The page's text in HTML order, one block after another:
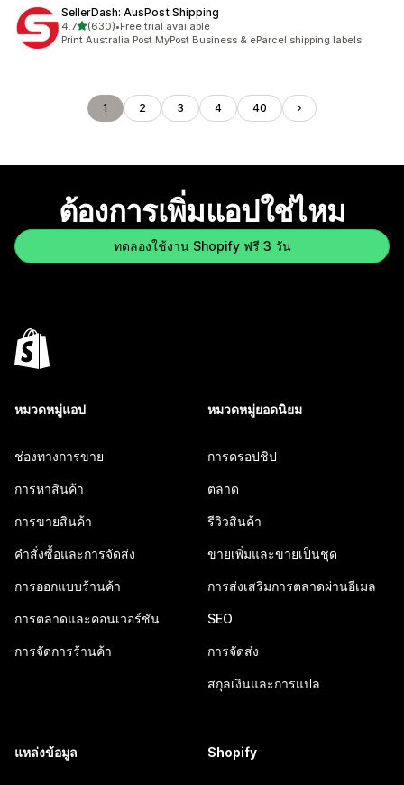
SellerDash: AusPost Shipping
4.7เต็ม 5 ดาว
(630)
ทั้งหมด 630 รีวิว
•Free trial available
Print Australia Post MyPost Business & eParcel shipping labels
1 2 3 4 40
ต้องการเพิ่มแอปใช่ไหม
ทดลองใช้งาน Shopify ฟรี 3 วัน
หมวดหมู่แอป
ช่องทางการขาย
การหาสินค้า
การขายสินค้า
คำสั่งซื้อและการจัดส่ง
การออกแบบร้านค้า
การตลาดและคอนเวอร์ชัน
การจัดการร้านค้า
หมวดหมู่ยอดนิยม
การดรอปชิป
ตลาด
รีวิวสินค้า
ขายเพิ่มและขายเป็นชุด
การส่งเสริมการตลาดผ่านอีเมล
SEO
การจัดส่ง
สกุลเงินและการแปล
แหล่งข้อมูล Shopify